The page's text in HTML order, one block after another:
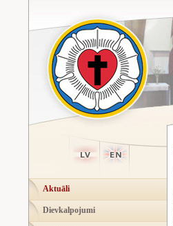
Aktuāli
Dievkalpojumi